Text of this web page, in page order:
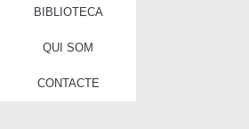
BIBLIOTECA
QUI SOM
CONTACTE